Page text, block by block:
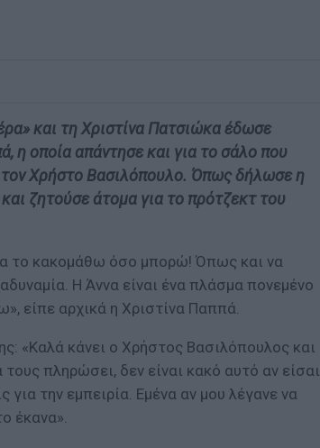
και τη Χριστίνα Πατσιώκα έδωσε
η οποία απάντησε και για το σάλο που
Χρήστο Βασιλόπουλο. Όπως δήλωσε η
ζητούσε άτομα για το πρότζεκτ του
το κακομάθω όσο μπορώ! Όπως και να
Η Άννα είναι ένα πλάσμα πονεμένο
είπε αρχικά η Χριστίνα Παππά.
«Καλά κάνει ο Χρήστος Βασιλόπουλος και
πληρώσει, δεν είναι κακό αυτό αν είσαι
για την εμπειρία. Εμένα αν μου λέγανε να
έκανα».